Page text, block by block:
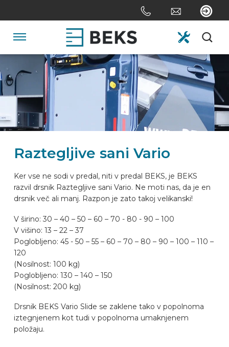
to
content
Jump
the
navigation
HOME
O NAS
PO MERI
PREPOZNAVALNIK AVTOMOBILOV
PIŠITE NA
OPREMLJANJE VOZILA
Raztegljive sani Vario
Ker vse ne sodi v predal, niti v predal BEKS, je BEKS
razvil drsnik Raztegljive sani Vario. Ne moti nas, da je en
drsnik več ali manj. Razpon je zato takoj velikanski!
V širino: 30 – 40 – 50 – 60 – 70 - 80 - 90 – 100
V višino: 13 – 22 – 37
Poglobljeno: 45 - 50 – 55 – 60 – 70 – 80 – 90 – 100 – 110 –
120
(Nosilnost: 100 kg)
Poglobljeno: 130 – 140 – 150
(Nosilnost: 200 kg)
Drsnik BEKS Vario Slide se zaklene tako v popolnoma
iztegnjenem kot tudi v popolnoma umaknjenem
položaju.